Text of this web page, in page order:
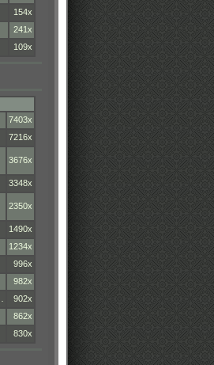
154x
241x
109x
7403x
7216x
3676x
3348x
2350x
1490x
1234x
996x
982x
902x
862x
830x